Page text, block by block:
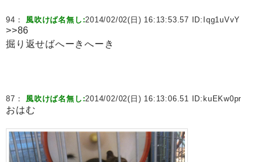
94： 風吹けば名無し:2014/02/02(日) 16:13:53.57 ID: Iqg1uVvY
>>86
掘り返せばへーきへーき
87： 風吹けば名無し:2014/02/02(日) 16:13:06.51 ID: kuEKw0pr
おはむ